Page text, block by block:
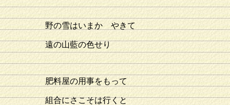
野の雪はいまかゞやきて
遠の山藍の色せり
肥料屋の用事をもって
組合にさこそは行くと